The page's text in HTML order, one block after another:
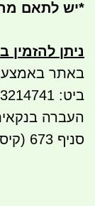
*יש לתאם
ניתן
באתר
ביט: 052-3214741
העברה בנקאית
סניף 673 (קיסריה)